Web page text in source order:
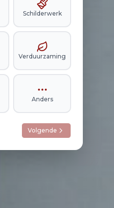
Schilderwerk
Verduurzaming
Anders
Volgende